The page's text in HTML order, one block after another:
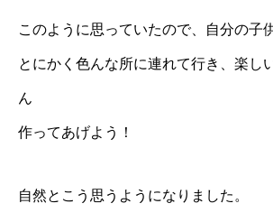
このように思っていたので、自分の子
とにかく色んな所に連れて行き、楽し
ん
作ってあげよう！
自然とこう思うようになりました。